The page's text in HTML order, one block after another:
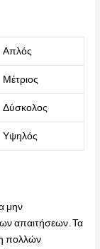
Απλός
Μέτριος
Δύσκολος
Υψηλός
μην
απαιτήσεων. Τα
πολλών